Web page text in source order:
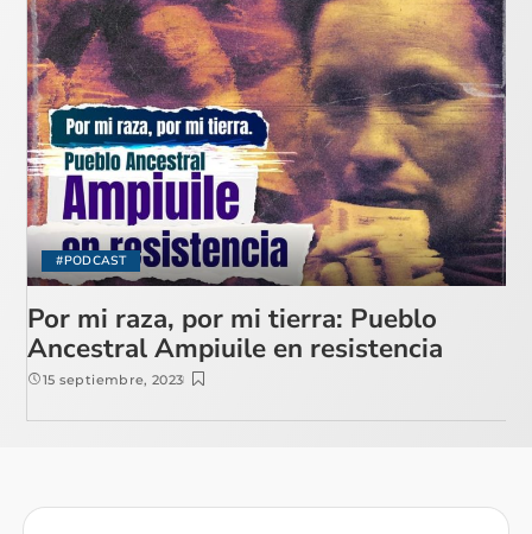
#PODCAST
Por mi raza, por mi tierra: Pueblo
Ancestral Ampiuile en resistencia
15 septiembre, 2023